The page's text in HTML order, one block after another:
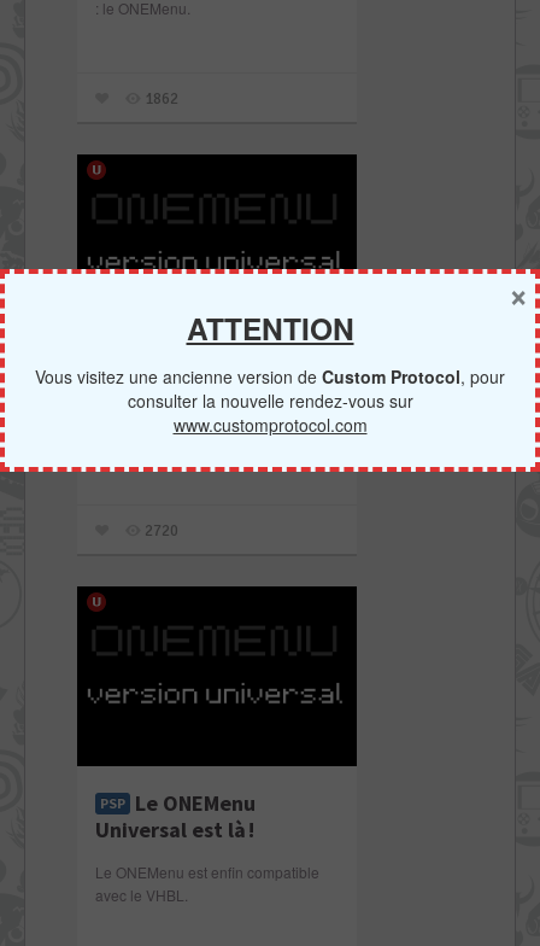
: le ONEMenu.
1862
Vita PSTV Le ONEMenu
Universal se met à jour
gdljjrod met à jour son célèbre menu !
2720
PSP Le ONEMenu
Universal est là !
Le ONEMenu est enfin compatible
avec le VHBL.
ATTENTION
Vous visitez une ancienne version de Custom Protocol, pour
consulter la nouvelle rendez-vous sur
www.customprotocol.com
×